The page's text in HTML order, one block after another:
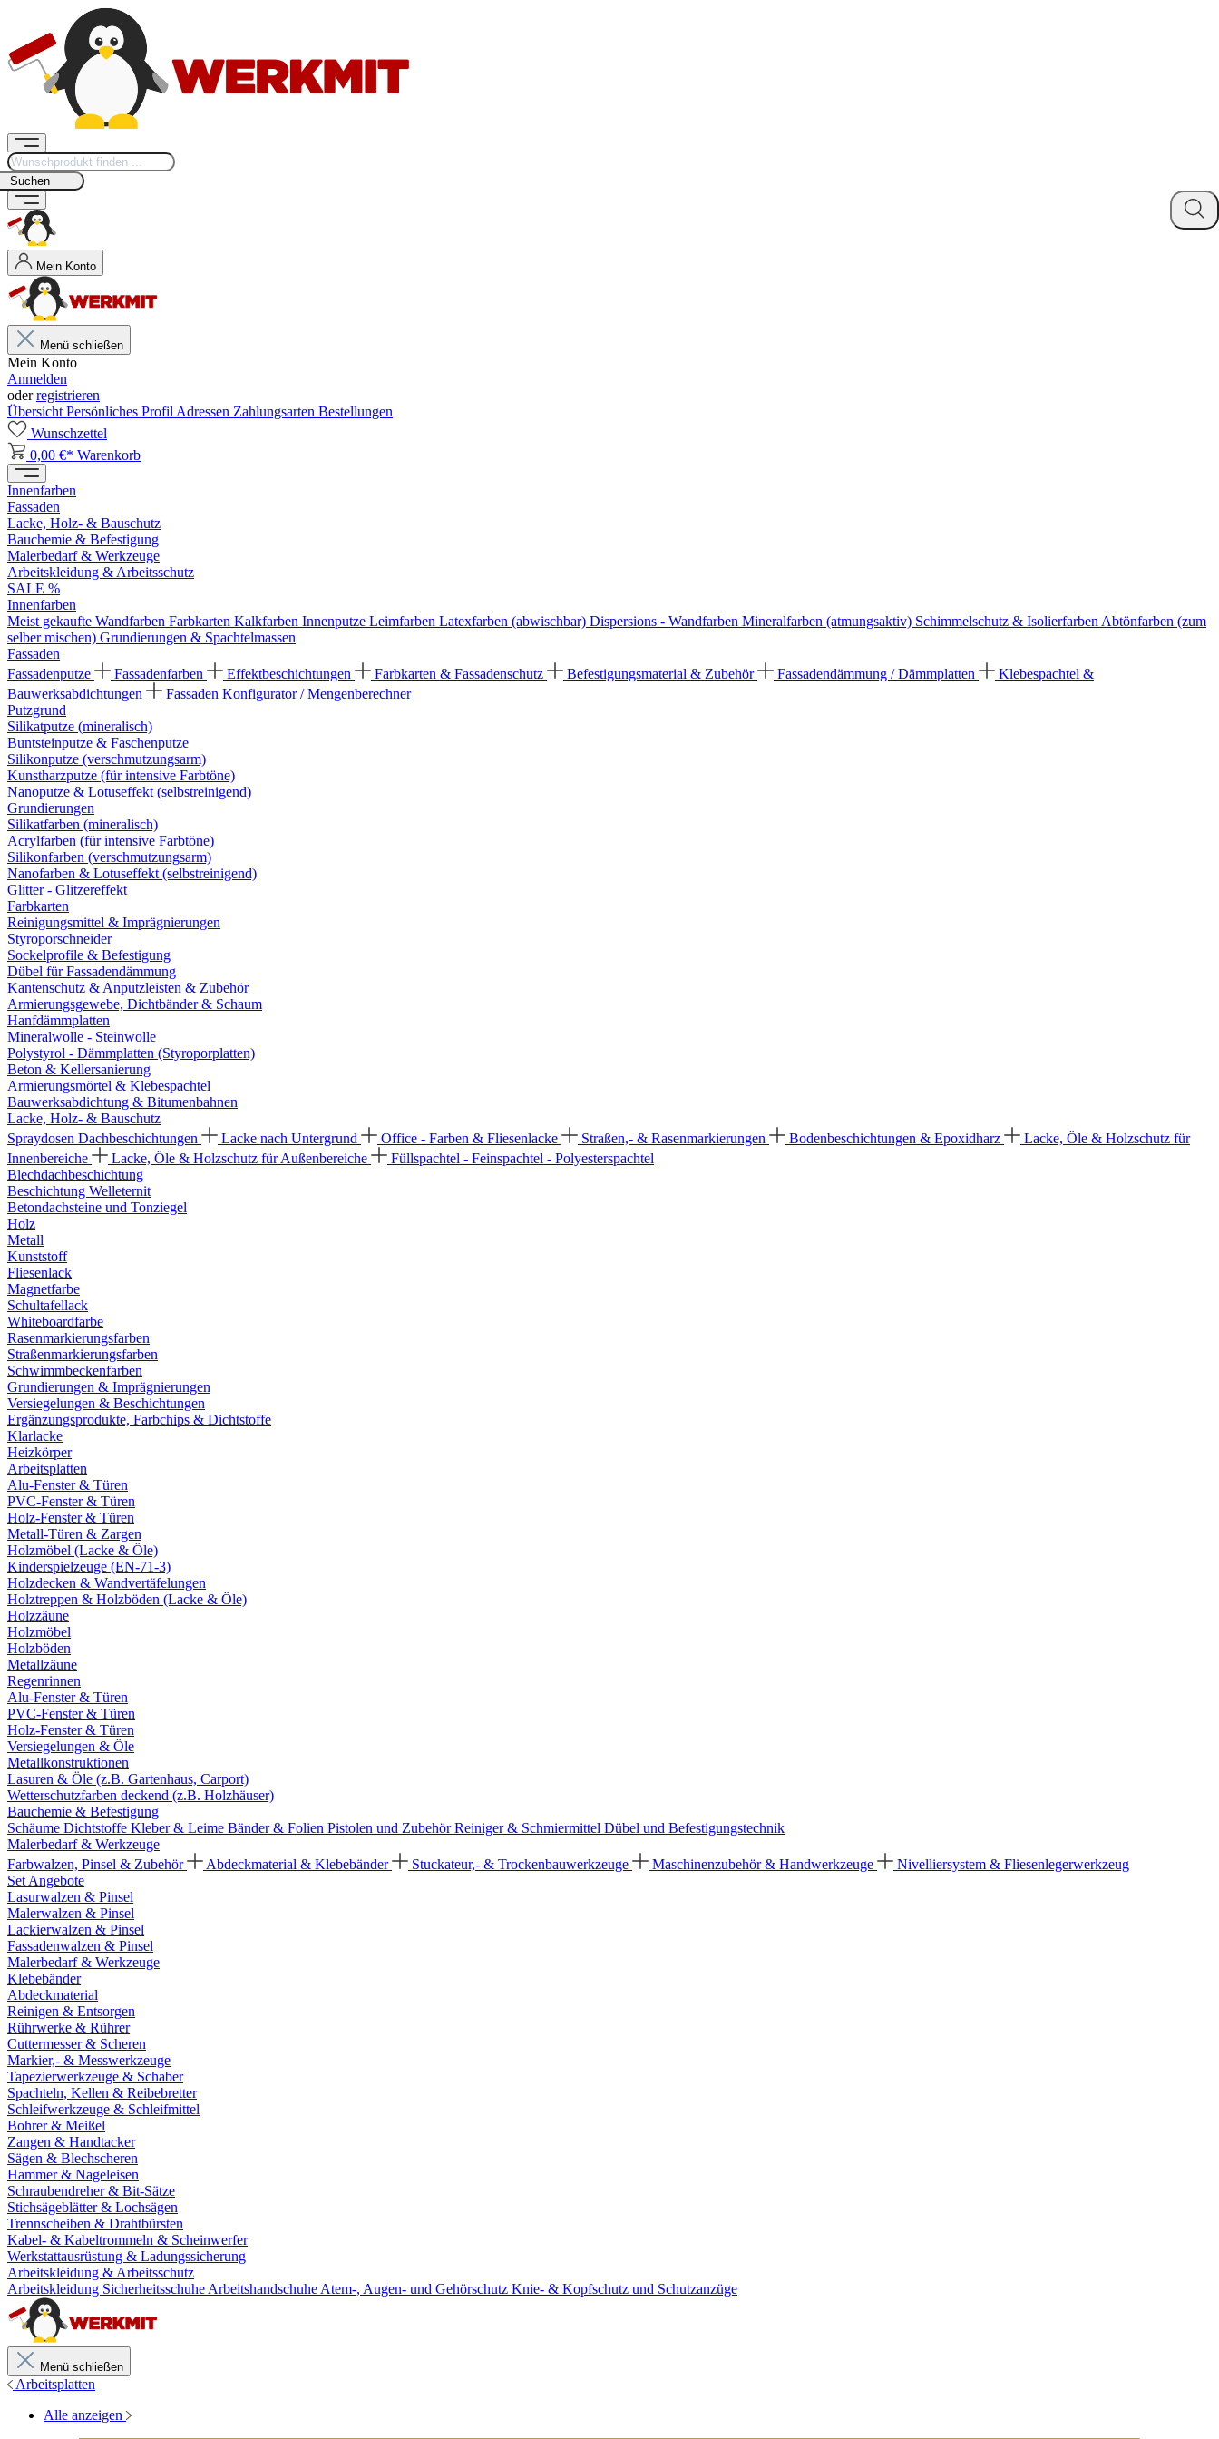
Suchen
Mein Konto
Menü schließen
Mein Konto
Anmelden
oderregistrieren
Übersicht Persönliches Profil Adressen Zahlungsarten Bestellungen
Wunschzettel
0,00 €* Warenkorb
Innenfarben
Fassaden
Lacke, Holz- & Bauschutz
Bauchemie & Befestigung
Malerbedarf & Werkzeuge
Arbeitskleidung & Arbeitsschutz
SALE %
Innenfarben
Meist gekaufte Wandfarben Farbkarten Kalkfarben Innenputze Leimfarben Latexfarben (abwischbar) Dispersions - Wandfarben Mineralfarben (atmungsaktiv) Schimmelschutz & Isolierfarben Abtönfarben (zum
selber mischen) Grundierungen & Spachtelmassen
Fassaden
Fassadenputze
Fassadenfarben Effektbeschichtungen Farbkarten & Fassadenschutz Befestigungsmaterial & Zubehör Fassadendämmung / Dämmplatten
Klebespachtel &
Bauwerksabdichtungen
Fassaden Konfigurator / Mengenberechner
Putzgrund
Silikatputze (mineralisch)
Buntsteinputze & Faschenputze
Silikonputze (verschmutzungsarm)
Kunstharzputze (für intensive Farbtöne)
Nanoputze & Lotuseffekt (selbstreinigend)
Grundierungen
Silikatfarben (mineralisch)
Acrylfarben (für intensive Farbtöne)
Silikonfarben (verschmutzungsarm)
Nanofarben & Lotuseffekt (selbstreinigend)
Glitter - Glitzereffekt
Farbkarten
Reinigungsmittel & Imprägnierungen
Styroporschneider
Sockelprofile & Befestigung
Dübel für Fassadendämmung
Kantenschutz & Anputzleisten & Zubehör
Armierungsgewebe, Dichtbänder & Schaum
Hanfdämmplatten
Mineralwolle - Steinwolle
Polystyrol - Dämmplatten (Styroporplatten)
Beton & Kellersanierung
Armierungsmörtel & Klebespachtel
Bauwerksabdichtung & Bitumenbahnen
Lacke, Holz- & Bauschutz
Spraydosen Dachbeschichtungen Lacke nach Untergrund Office - Farben & Fliesenlacke Straßen,- & Rasenmarkierungen Bodenbeschichtungen & Epoxidharz
Lacke, Öle & Holzschutz für
Innenbereiche
Lacke, Öle & Holzschutz für Außenbereiche
Füllspachtel - Feinspachtel - Polyesterspachtel
Blechdachbeschichtung
Beschichtung Welleternit
Betondachsteine und Tonziegel
Holz
Metall
Kunststoff
Fliesenlack
Magnetfarbe
Schultafellack
Whiteboardfarbe
Rasenmarkierungsfarben
Straßenmarkierungsfarben
Schwimmbeckenfarben
Grundierungen & Imprägnierungen
Versiegelungen & Beschichtungen
Ergänzungsprodukte, Farbchips & Dichtstoffe
Klarlacke
Heizkörper
Arbeitsplatten
Alu-Fenster & Türen
PVC-Fenster & Türen
Holz-Fenster & Türen
Metall-Türen & Zargen
Holzmöbel (Lacke & Öle)
Kinderspielzeuge (EN-71-3)
Holzdecken & Wandvertäfelungen
Holztreppen & Holzböden (Lacke & Öle)
Holzzäune
Holzmöbel
Holzböden
Metallzäune
Regenrinnen
Alu-Fenster & Türen
PVC-Fenster & Türen
Holz-Fenster & Türen
Versiegelungen & Öle
Metallkonstruktionen
Lasuren & Öle (z.B. Gartenhaus, Carport)
Wetterschutzfarben deckend (z.B. Holzhäuser)
Bauchemie & Befestigung
Schäume Dichtstoffe Kleber & Leime Bänder & Folien Pistolen und ZubehörReiniger & Schmiermittel Dübel und Befestigungstechnik
Malerbedarf & Werkzeuge
Farbwalzen, Pinsel & Zubehör
Abdeckmaterial & Klebebänder Stuckateur,- & Trockenbauwerkzeuge Maschinenzubehör & Handwerkzeuge
Nivelliersystem & Fliesenlegerwerkzeug
Set Angebote
Lasurwalzen & Pinsel
Malerwalzen & Pinsel
Lackierwalzen & Pinsel
Fassadenwalzen & Pinsel
Malerbedarf & Werkzeuge
Klebebänder
Abdeckmaterial
Reinigen & Entsorgen
Rührwerke & Rührer
Cuttermesser & Scheren
Markier,- & Messwerkzeuge
Tapezierwerkzeuge & Schaber
Spachteln, Kellen & Reibebretter
Schleifwerkzeuge & Schleifmittel
Bohrer & Meißel
Zangen & Handtacker
Sägen & Blechscheren
Hammer & Nageleisen
Schraubendreher & Bit-Sätze
Stichsägeblätter & Lochsägen
Trennscheiben & Drahtbürsten
Kabel- & Kabeltrommeln & Scheinwerfer
Werkstattausrüstung & Ladungssicherung
Arbeitskleidung & Arbeitsschutz
Arbeitskleidung Sicherheitsschuhe Arbeitshandschuhe Atem-, Augen- und Gehörschutz Knie- & Kopfschutz und Schutzanzüge
Menü schließen
Arbeitsplatten
Alle anzeigen